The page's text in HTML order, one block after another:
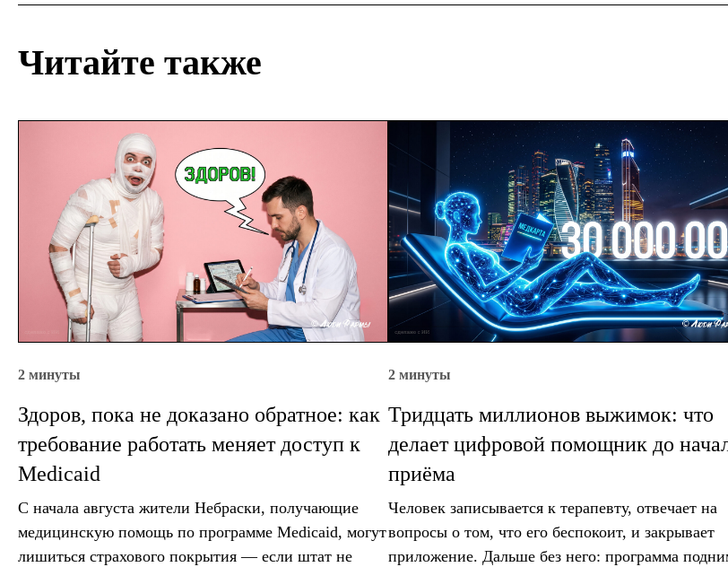
Читайте также
2 минуты
Здоров, пока не доказано обратное: как
требование работать меняет доступ к
Medicaid
С начала августа жители Небраски, получающие
медицинскую помощь по программе Medicaid, могут
лишиться страхового покрытия — если штат не
2 минуты
Тридцать миллионов выжимок: что
делает цифровой помощник до
приёма
Человек записывается к терапевту, отвечает на
вопросы о том, что его беспокоит, и закрывает
приложение. Дальше без него: программа